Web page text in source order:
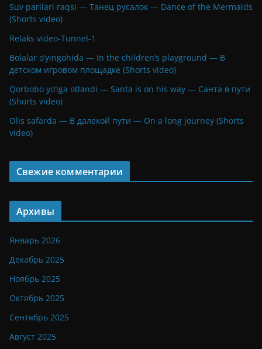
Suv parilari raqsi — Танец русалок — Dance of the Mermaids
(Shorts video)
Relaks video-Tunnel-1
Bolalar o’yingohida — In the children’s playground — В
детском игровом площадке (Shorts video)
Qorbobo yo’lga otlandi — Santa is on his way — Санта в пути
(Shorts video)
Olis safarda — В далекой пути — On a long journey (Shorts
video)
Свежие комментарии
Архивы
Январь 2026
Декабрь 2025
Ноябрь 2025
Октябрь 2025
Сентябрь 2025
Август 2025